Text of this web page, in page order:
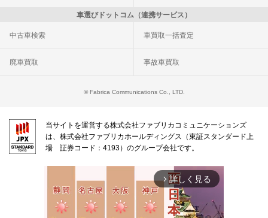
車選びドットコム（連携サービス）
中古車検索 車買取一括査定
廃車買取 事故車買取
© Fabrica Communications Co., LTD.
当サイトを運営する株式会社ファブリカコミュニケーションズ
は、株式会社ファブリカホールディングス（東証スタンダード上
場 証券コード：4193）のグループ会社です。
arrow_forward_ios 詳しく見る